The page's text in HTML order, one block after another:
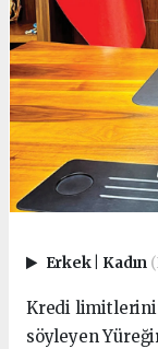
Erkek Kadın
Kredi
söyleyen